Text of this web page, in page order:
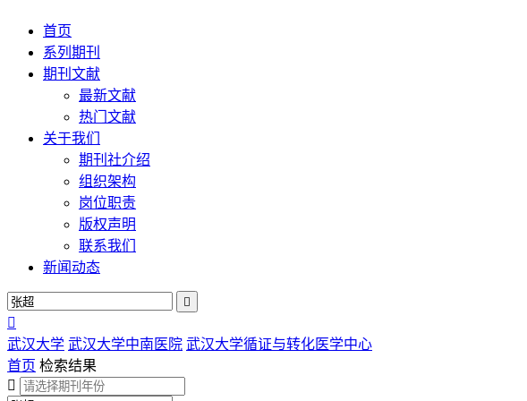
首页
系列期刊
期刊文献
最新文献
热门文献
关于我们
期刊社介绍
组织架构
岗位职责
版权声明
联系我们
新闻动态


武汉大学 武汉大学中南医院 武汉大学循证与转化医学中心
首页 检索结果
